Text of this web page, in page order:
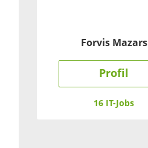
Forvis Mazars
Profil
16 IT-Jobs